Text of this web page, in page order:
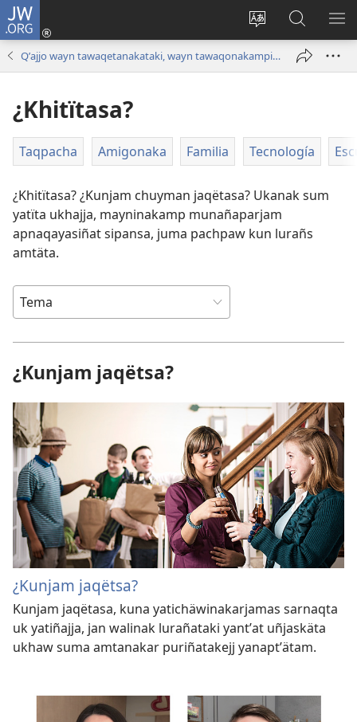
JW.ORG
Change
site
language
Cuentamar
mantañataki
(opens
JW.ORG:
Qʼajjo wayn tawaqetanakataki, wayn tawaqonakampitaki
¿Khitïtasa?
Taqpacha Amigonaka Familia Tecnología
¿Khitïtasa? ¿Kunjam chuyman jaqëtasa? Ukanak sum
yatïta ukhajja, mayninakamp munañaparjam
apnaqayasiñat sipansa, juma pachpaw kun lurañs
amtäta.
¿Kunjam jaqëtsa?
¿Kunjam jaqëtsa?
Kunjam jaqëtasa, kuna yatichäwinakarjamas sarnaqta
uk yatiñajja, jan walinak lurañataki yantʼat uñjaskäta
ukhaw suma amtanakar puriñatakejj yanaptʼätam.